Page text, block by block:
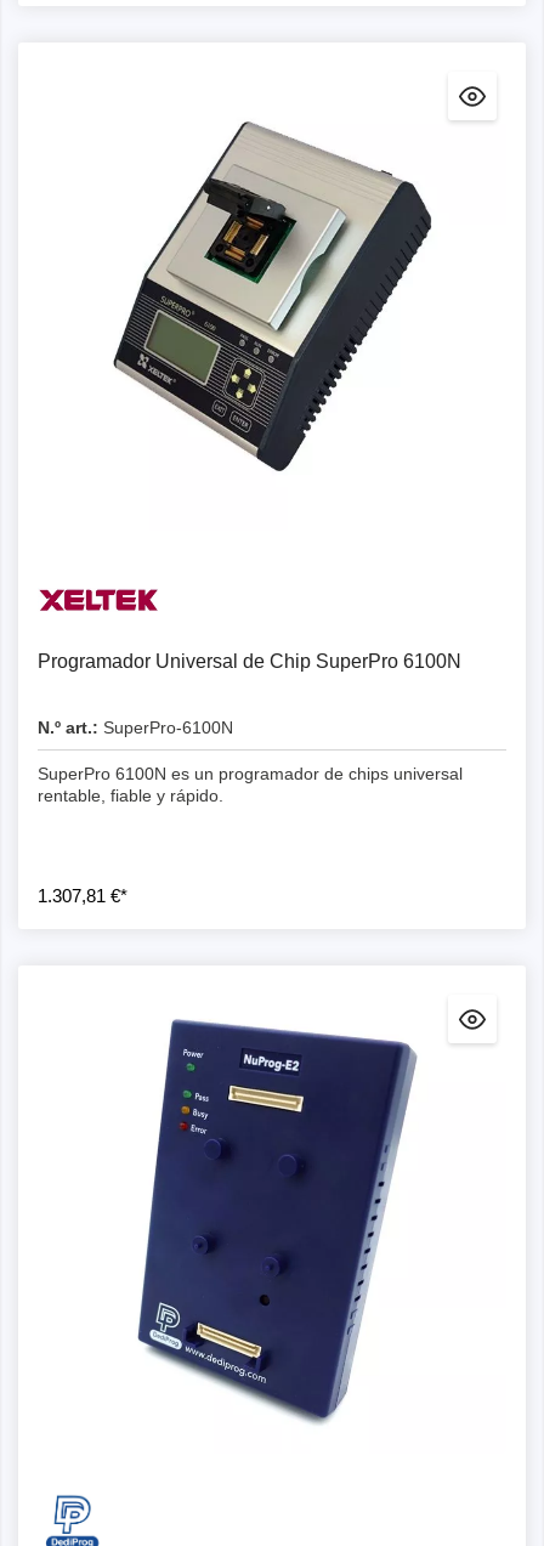
Programador Universal de Chip SuperPro 6100N
N.º art.: SuperPro-6100N
SuperPro 6100N es un programador de chips universal
rentable, fiable y rápido.
1.307,81 €*